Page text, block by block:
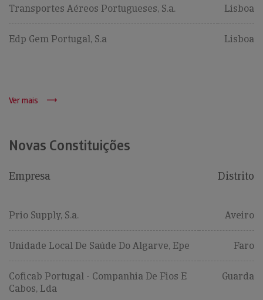
Transportes Aéreos Portugueses, S.a. Lisboa
Edp Gem Portugal, S.a Lisboa
Ver mais
Novas Constituições
Empresa Distrito
Prio Supply, S.a. Aveiro
Unidade Local De Saúde Do Algarve, Epe Faro
Coficab Portugal - Companhia De Fios E
Cabos, Lda
Guarda